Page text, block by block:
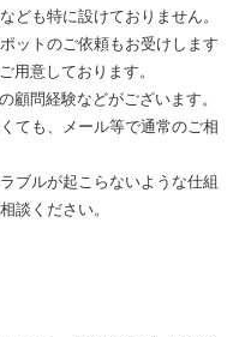
ども特に設けておりません。
ットのご依頼もお受けします
用意しております。
顧問経験などがございます。
ても、メール等で通常のご相
ブルが起こらないような仕組
談ください。